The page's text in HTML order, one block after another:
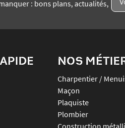
: bons plans, actualités,
NOS
Charpentier /
Maçon
Plaquiste
Plombier
Construction